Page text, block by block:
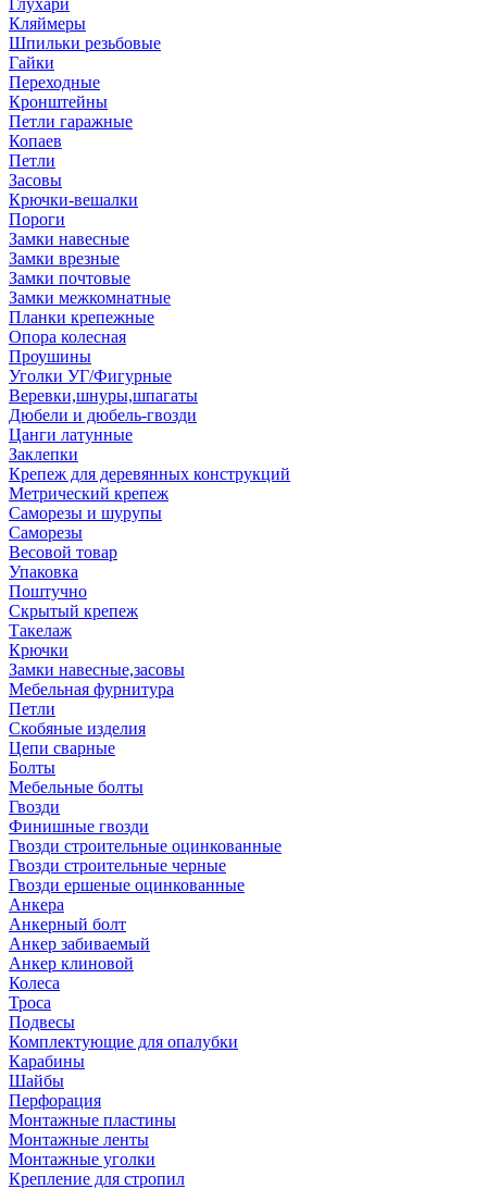
Глухари
Кляймеры
Шпильки резьбовые
Гайки
Переходные
Кронштейны
Петли гаражные
Копаев
Петли
Засовы
Крючки-вешалки
Пороги
Замки навесные
Замки врезные
Замки почтовые
Замки межкомнатные
Планки крепежные
Опора колесная
Проушины
Уголки УГ/Фигурные
Веревки,шнуры,шпагаты
Дюбели и дюбель-гвозди
Цанги латунные
Заклепки
Крепеж для деревянных конструкций
Метрический крепеж
Саморезы и шурупы
Саморезы
Весовой товар
Упаковка
Поштучно
Скрытый крепеж
Такелаж
Крючки
Замки навесные,засовы
Мебельная фурнитура
Петли
Скобяные изделия
Цепи сварные
Болты
Мебельные болты
Гвозди
Финишные гвозди
Гвозди строительные оцинкованные
Гвозди строительные черные
Гвозди ершеные оцинкованные
Анкера
Анкерный болт
Анкер забиваемый
Анкер клиновой
Колеса
Троса
Подвесы
Комплектующие для опалубки
Карабины
Шайбы
Перфорация
Монтажные пластины
Монтажные ленты
Монтажные уголки
Крепление для стропил